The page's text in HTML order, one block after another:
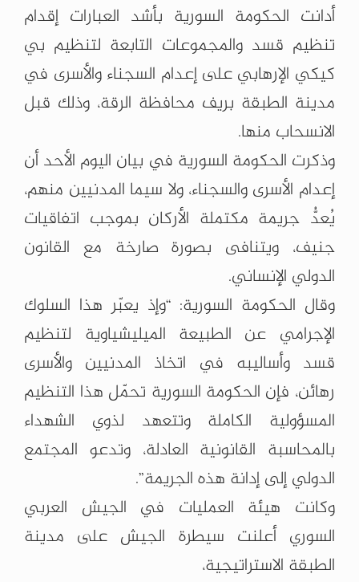
أدانت الحكومة السورية بأشد العبارات إقدام
تنظيم قسد والمجموعات التابعة لتنظيم بي
كيكي الإرهابي على إعدام السجناء والأسرى في
مدينة الطبقة بريف محافظة الرقة، وذلك قبل
الانسحاب منها.
وذكرت الحكومة السورية في بيان اليوم الأحد أن
إعدام الأسرى والسجناء، ولا سيما المدنيين منهم،
يُعدُّ جريمة مكتملة الأركان بموجب اتفاقيات
جنيف، ويتنافى بصورة صارخة مع القانون
الدولي الإنساني.
وقال الحكومة السورية: “وإذ يعبّر هذا السلوك
الإجرامي عن الطبيعة الميليشياوية لتنظيم
قسد وأساليبه في اتخاذ المدنيين والأسرى
رهائن، فإن الحكومة السورية تحمّل هذا التنظيم
المسؤولية الكاملة وتتعهد لذوي الشهداء
بالمحاسبة القانونية العادلة، وتدعو المجتمع
الدولي إلى إدانة هذه الجريمة”.
وكانت هيئة العمليات في الجيش العربي
السوري أعلنت سيطرة الجيش على مدينة
الطبقة الاستراتيجية،